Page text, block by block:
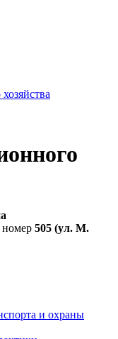
номер 505 (ул. М.
и охраны